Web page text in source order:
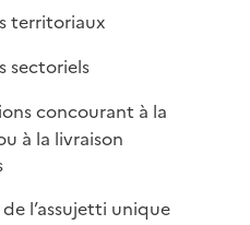
territoriaux
sectoriels
concourant à la
à la livraison
de l’assujetti unique